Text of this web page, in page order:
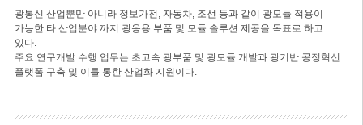
광통신 산업뿐만 아니라 정보가전, 자동차, 조선 등과 같이 광모듈 적용이
가능한 타 산업분야 까지 광응용 부품 및 모듈 솔루션 제공을 목표로 하고
있다.
주요 연구개발 수행 업무는 초고속 광부품 및 광모듈 개발과 광기반 공정혁신
플랫폼 구축 및 이를 통한 산업화 지원이다.